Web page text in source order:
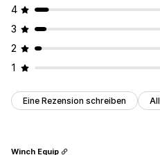
4
3
2
1
Eine Rezension schreiben
Winch Equip